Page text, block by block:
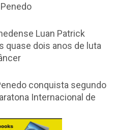
Luan Patrick
quase dois anos de luta
conquista segundo
Internacional de